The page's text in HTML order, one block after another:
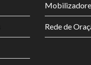
Rede de